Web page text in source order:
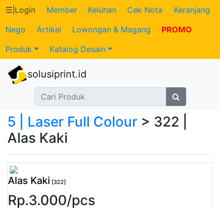
Katalog
Produk
Petugas
Riwayat
Transaksi
Tagihan
Berjalan
Pembayaran
☰ Login Member Keluhan Cek Nota
Keranjang
Nego
Artikel Lowongan & Magang
PROMO
Produk
Katalog Desain
solusiprint.id
5 | Laser Full Colour > 322 |
Alas Kaki
Alas Kaki [322]
Rp.3.000/pcs